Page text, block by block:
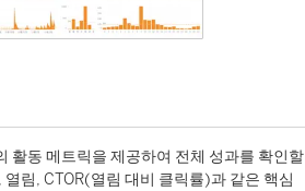
활동 메트릭을 제공하여 전체 성과를 확인할
림, CTOR(열림 대비 클릭률)과 같은 핵심